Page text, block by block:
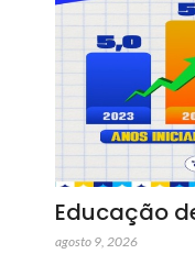
Educação
agosto 9, 2026